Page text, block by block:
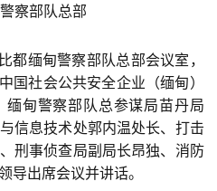
察部队总部
都缅甸警察部队总部会议室，
国社会公共安全企业（缅甸）
甸警察部队总参谋局苗丹局
信息技术处郭内温处长、打击
刑事侦查局副局长昂独、消防
导出席会议并讲话。